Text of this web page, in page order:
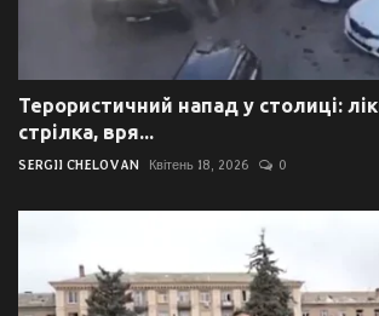
Терористичний напад у столиці:
стрілка, вря...
SERGII CHELOVAN Квітень 18, 2026 0